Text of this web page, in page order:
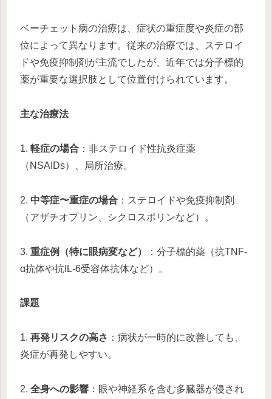
ベーチェット病の治療は、症状の重症度や炎症の部
位によって異なります。従来の治療では、ステロイ
ドや免疫抑制剤が主流でしたが、近年では分子標的
薬が重要な選択肢として位置付けられています。
主な治療法
1. 軽症の場合 ：非ステロイド性抗炎症薬
（NSAIDs）、局所治療。
2. 中等症〜重症の場合 ：ステロイドや免疫抑制剤
（アザチオプリン、シクロスポリンなど）。
3. 重症例（特に眼病変など）
：分子標的薬（抗TNF-
α抗体や抗IL-6受容体抗体など）。
課題
1. 再発リスクの高さ ：病状が一時的に改善しても、
炎症が再発しやすい。
2. 全身への影響 ：眼や神経系を含む多臓器が侵され